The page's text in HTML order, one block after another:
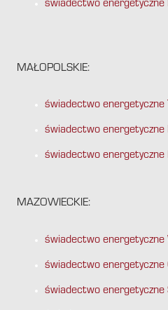
świadectwo energetyczne
MAŁOPOLSKIE:
świadectwo energetyczne
świadectwo energetyczne
świadectwo energetyczne
MAZOWIECKIE:
świadectwo energetyczne
świadectwo
świadectwo energetyczne